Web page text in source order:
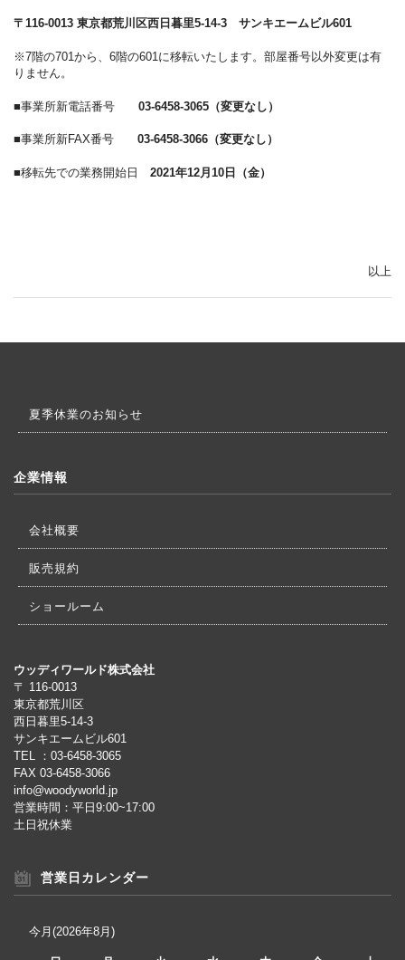
〒116-0013 東京都荒川区西日暮里5-14-3 サンキエームビル601
※7階の701から、6階の601に移転いたします。部屋番号以外変更は有
りません。
■事業所新電話番号 03-6458-3065（変更なし）
■事業所新FAX番号 03-6458-3066（変更なし）
■移転先での業務開始日 2021年12月10日（金）
以上
夏季休業のお知らせ
企業情報
会社概要
販売規約
ショールーム
ウッディワールド株式会社
〒 116-0013
東京都荒川区
西日暮里5-14-3
サンキエームビル601
TEL ：03-6458-3065
FAX 03-6458-3066
info@woodyworld.jp
営業時間：平日9:00~17:00
土日祝休業
営業日カレンダー
今月(2026年8月)